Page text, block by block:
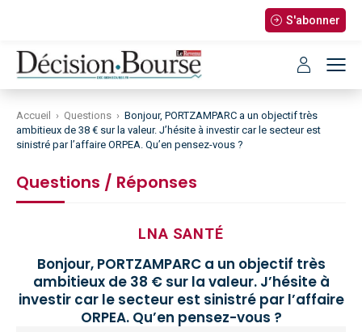
S'abonner
Accueil › Questions › Bonjour, PORTZAMPARC a un objectif très
ambitieux de 38 € sur la valeur. J’hésite à investir car le secteur est
sinistré par l’affaire ORPEA. Qu’en pensez-vous ?
Questions / Réponses
LNA SANTÉ
Bonjour, PORTZAMPARC a un objectif très
ambitieux de 38 € sur la valeur. J’hésite à
investir car le secteur est sinistré par l’affaire
ORPEA. Qu’en pensez-vous ?